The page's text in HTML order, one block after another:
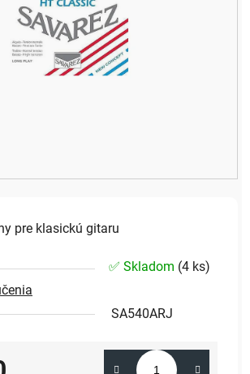
pre klasickú gitaru
✅ Skladom (4 ks)
SA540ARJ